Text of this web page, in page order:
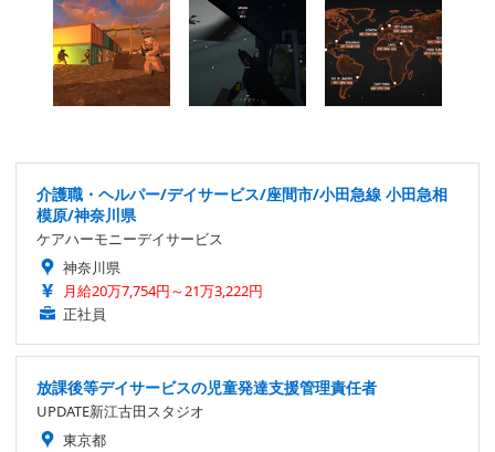
介護職・ヘルパー/デイサービス/座間市/小田急線 小田急相
模原/神奈川県
ケアハーモニーデイサービス
神奈川県
月給20万7,754円～21万3,222円
正社員
放課後等デイサービスの児童発達支援管理責任者
UPDATE新江古田スタジオ
東京都